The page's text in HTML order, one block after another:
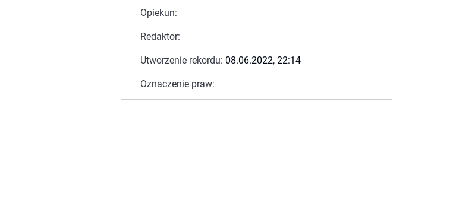
Opiekun:
Redaktor:
Utworzenie rekordu: 08.06.2022, 22:14
Oznaczenie praw: